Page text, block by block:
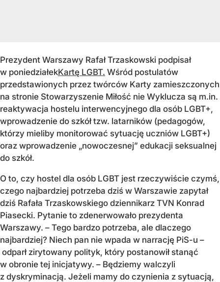
Prezydent Warszawy Rafał Trzaskowski podpisał
w poniedziałekKartę LGBT. Wśród postulatów
przedstawionych przez twórców Karty zamieszczonych
na stronie Stowarzyszenie Miłość nie Wyklucza są m.in.
reaktywacja hostelu interwencyjnego dla osób LGBT+,
wprowadzenie do szkół tzw. latarników (pedagogów,
którzy mieliby monitorować sytuację uczniów LGBT+)
oraz wprowadzenie „nowoczesnej” edukacji seksualnej
do szkół.
O to, czy hostel dla osób LGBT jest rzeczywiście czymś,
czego najbardziej potrzeba dziś w Warszawie zapytał
dziś Rafała Trzaskowskiego dziennikarz TVN Konrad
Piasecki. Pytanie to zdenerwowało prezydenta
Warszawy. – Tego bardzo potrzeba, ale dlaczego
najbardziej? Niech pan nie wpada w narrację PiS-u –
odparł zirytowany polityk, który postanowił stanąć
w obronie tej inicjatywy. – Będziemy walczyli
z dyskryminacją. Jeżeli mamy do czynienia z sytuacją,